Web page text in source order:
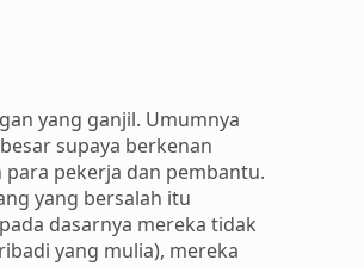
yang ganjil. Umumnya
supaya berkenan
pekerja dan pembantu.
yang bersalah itu
dasarnya mereka tidak
yang mulia), mereka